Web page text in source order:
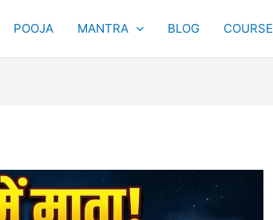
POOJA MANTRA BLOG COURSE